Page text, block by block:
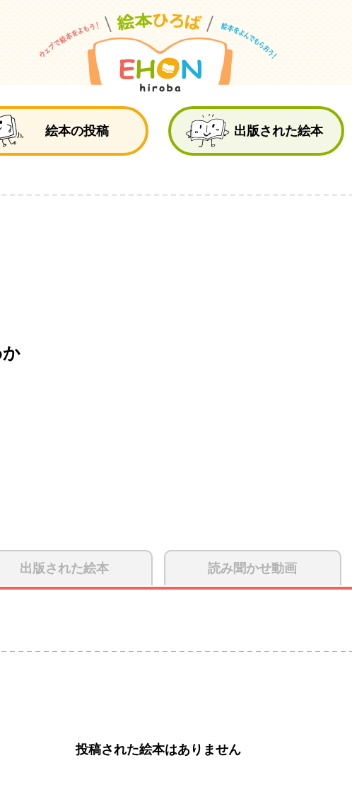
絵本の投稿 出版された絵本
出版された絵本 読み聞かせ動画
投稿された絵本はありません